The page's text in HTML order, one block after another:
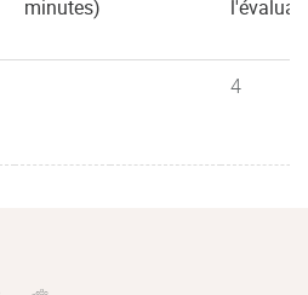
minutes)
4